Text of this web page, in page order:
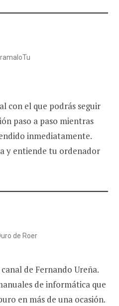
con el que podrás seguir
paso a paso mientras
inmediatamente.
y entiende tu ordenador
de Roer
canal de Fernando Ureña.
de informática que
en más de una ocasión.